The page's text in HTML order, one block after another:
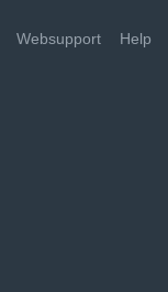
Websupport Help